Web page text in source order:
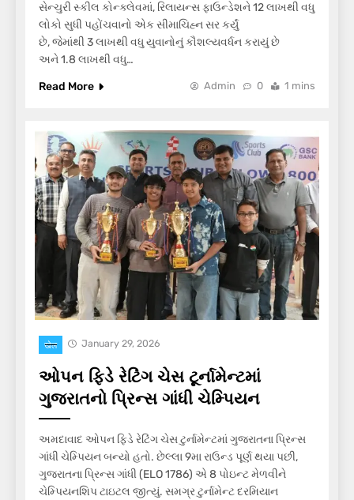
સેન્ચુરી સ્કીલ કોન્ક્લેવમાં, રિલાયન્સ ફાઉન્ડેશને 12 લાખથી વધુ
લોકો સુધી પહોંચવાનો એક સીમાચિહ્ન સર કર્યું
છે, જેમાંથી 3 લાખથી વધુ યુવાનોનું કૌશલ્યવર્ધન કરાયું છે
અને 1.8 લાખથી વધુ…
Read More
Admin 0 1 mins
खेल January 29, 2026
ઓપન ફિડે રેટિંગ ચેસ ટૂર્નામેન્ટમાં
ગુજરાતનો પ્રિન્સ ગાંધી ચેમ્પિયન
અમદાવાદ ઓપન ફિડે રેટિંગ ચેસ ટુર્નામેન્ટમાં ગુજરાતના પ્રિન્સ
ગાંધી ચેમ્પિયન બન્યો હતો. છેલ્લા 9મા રાઉન્ડ પૂર્ણ થયા પછી,
ગુજરાતના પ્રિન્સ ગાંધી (ELO 1786) એ 8 પોઇન્ટ મેળવીને
ચેમ્પિયનશિપ ટાઇટલ જીત્યું. સમગ્ર ટુર્નામેન્ટ દરમિયાન